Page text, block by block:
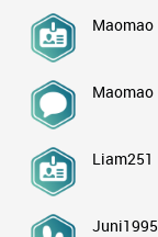
Maomao
Maomao
Liam251
Juni1995